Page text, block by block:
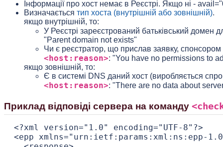
Інформації про хост немає в Реєстрі. Якщо ні -
Визначається тип хоста (внутрішній або зовнішній).
якщо внутрішній, то:
У Реєстрі зареєстрований батьківський домен
"Parent domain not exists"
Чи є реєстратор, що прислав заявку,
<host:reason>: "You have no permissions to
якщо зовнішній, то:
Є в системі DNS даний хост (виробляється
<host:reason>: "There are no data about
Приклад відповіді сервера на команду
<?xml version="1.0" encoding="UTF-8"?>
<epp xmlns="urn:ietf:params:xml:ns:epp-